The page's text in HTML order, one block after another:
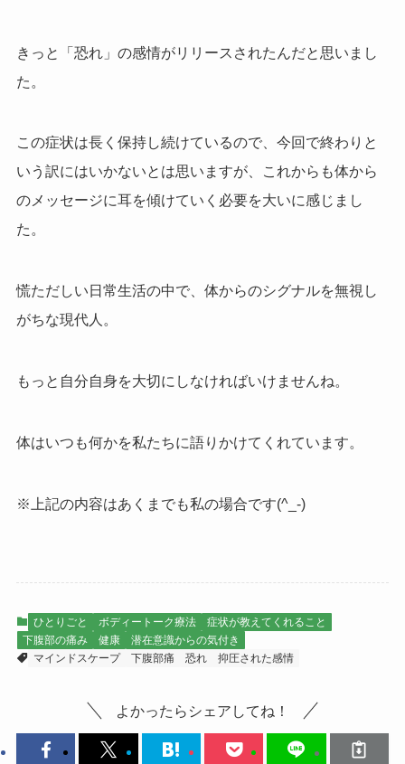
きっと「恐れ」の感情がリリースされたんだと思いまし
た。
この症状は長く保持し続けているので、今回で終わりと
いう訳にはいかないとは思いますが、これからも体から
のメッセージに耳を傾けていく必要を大いに感じまし
た。
慌ただしい日常生活の中で、体からのシグナルを無視し
がちな現代人。
もっと自分自身を大切にしなければいけませんね。
体はいつも何かを私たちに語りかけてくれています。
※上記の内容はあくまでも私の場合です(^_-)
ひとりごと ボディートーク療法
症状が教えてくれること
下腹部の痛み
健康
潜在意識からの気付き
マインドスケープ
下腹部痛 恐れ 抑圧された感情
よかったらシェアしてね！